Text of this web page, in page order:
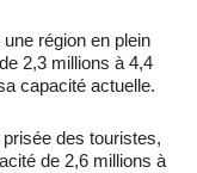
région en plein
2,3 millions à 4,4
capacité actuelle.
des touristes,
de 2,6 millions à